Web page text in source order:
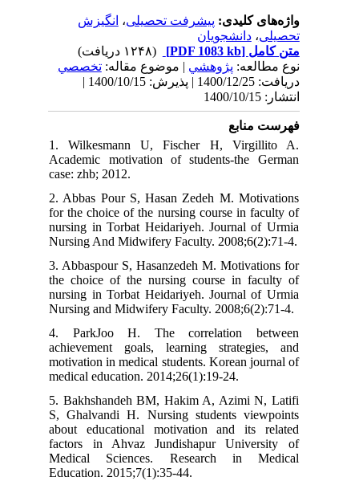
واژه‌های کلیدی:پیشرفت تحصیلی،انگیزش
تحصیلی،دانشجویان
متن کامل[PDF 1083 kb]
نوع مطالعه:پژوهشي| موضوع مقاله:تخصصي
دریافت: 1400/12/25 | پذیرش: 1400/10/15 |
انتشار: 1400/10/15
فهرست منابع
1. Wilkesmann U, Fischer H, Virgillito A.
Academic motivation of students-the German
case: zhb; 2012.
2. Abbas Pour S, Hasan Zedeh M. Motivations
for the choice of the nursing course in faculty of
nursing in Torbat Heidariyeh. Journal of Urmia
Nursing And Midwifery Faculty. 2008;6(2):71-4.
3. Abbaspour S, Hasanzedeh M. Motivations for
the choice of the nursing course in faculty of
nursing in Torbat Heidariyeh. Journal of Urmia
Nursing and Midwifery Faculty. 2008;6(2):71-4.
4. ParkJoo H. The correlation between
achievement goals, learning strategies, and
motivation in medical students. Korean journal of
medical education. 2014;26(1):19-24.
5. Bakhshandeh BM, Hakim A, Azimi N, Latifi
S, Ghalvandi H. Nursing students viewpoints
about educational motivation and its related
factors in Ahvaz Jundishapur University of
Medical Sciences. Research in Medical
Education. 2015;7(1):35-44.